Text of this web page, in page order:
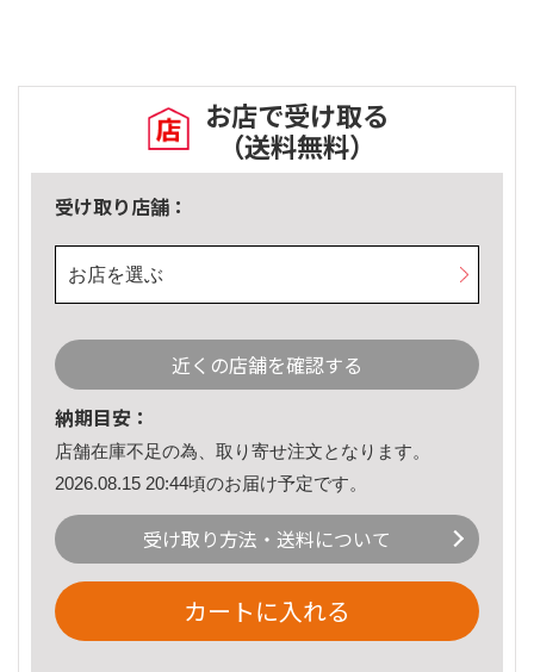
お店で受け取る
（送料無料）
受け取り店舗：
お店を選ぶ
近くの店舗を確認する
納期目安：
店舗在庫不足の為、取り寄せ注文となります。
2026.08.15 20:44頃のお届け予定です。
受け取り方法・送料について
カートに入れる